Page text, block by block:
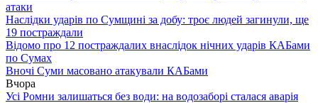
атаки
Наслідки ударів по Сумщині за добу: троє людей загинули, ще
19 постраждали
Відомо про 12 постраждалих внаслідок нічних ударів КАБами
по Сумах
Вночі Суми масовано атакували КАБами
Вчора
Усі Ромни залишаться без води: на водозаборі сталася аварія